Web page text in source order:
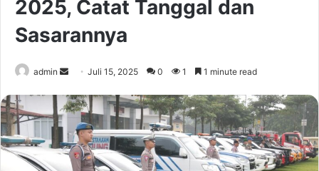
2025, Catat Tanggal dan
Sasarannya
admin
Send
email
Juli 15, 2025 0 1 1 minute read